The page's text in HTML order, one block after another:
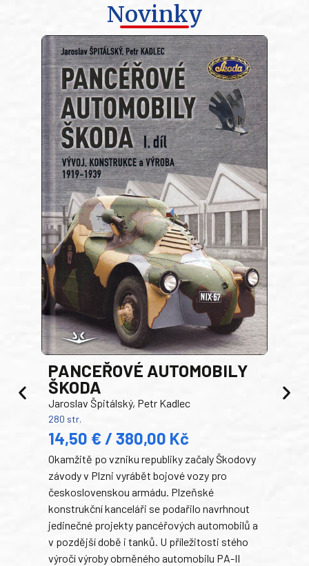
Novinky
PANCEŘOVÉ AUTOMOBILY
ŠKODA
Jaroslav Špitálský, Petr Kadlec
280 str.
14,50 € / 380,00 Kč
Okamžitě po vzniku republiky začaly Škodovy
závody v Plzni vyrábět bojové vozy pro
československou armádu. Plzeňské
konstrukční kanceláři se podařilo navrhnout
jedinečné projekty pancéřových automobilů a
v pozdější době i tanků. U příležitosti stého
výročí výroby obrněného automobilu PA-II